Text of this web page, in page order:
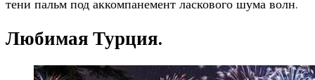
тени пальм под аккомпанемент ласкового шума волн.
Любимая Турция.